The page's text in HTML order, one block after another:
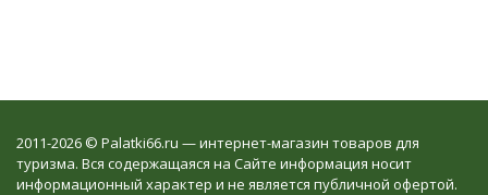
2011-2026 © Palatki66.ru — интернет-магазин товаров для
туризма. Вся содержащаяся на Сайте информация носит
информационный характер и не является публичной офертой.